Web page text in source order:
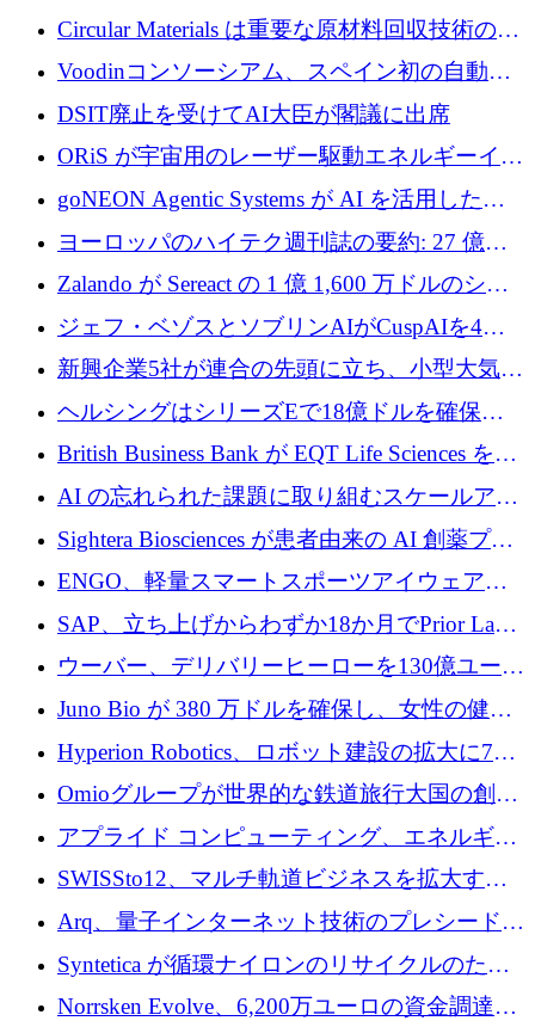
がシリーズ A 1 億 5,200 万ドルで評価額 13 億
5,000 万ドルに到達
Circular Materials は重要な原材料回収技術の拡
張に 1,180 万ユーロを確保
Voodinコンソーシアム、スペイン初の自動木
製ブレード工場の建設にEU補助金4,800万ユ
ーロを確保
DSIT廃止を受けてAI大臣が閣議に出席
ORiS が宇宙用のレーザー駆動エネルギーイン
フラの構築に 500 万ユーロを調達
goNEON Agentic Systems が AI を活用したイ
ンフラ計画を加速するために 16 万ユーロを確
ヨーロッパのハイテク週刊誌の要約: 27 億ユ
ーロを超える 60 以上のハイテク資金調達取引
Zalando が Sereact の 1 億 1,600 万ドルのシリ
ーズ B に参加し、AI を活用した倉庫自動化を
ジェフ・ベゾスとソブリンAIがCuspAIを4億
5,000万ドルの資金調達で支援
新興企業5社が連合の先頭に立ち、小型大気質
センサーをEUのクリーンエア政策の中心に据
ヘルシングはシリーズEで18億ドルを確保、
ウーバーはデリバリー・ヒーローを130億ユー
銀行を立ち上げる
British Business Bank が EQT Life Sciences を
2,500 万ユーロのコミットメントで支援
AI の忘れられた課題に取り組むスケールアッ
プを実現: カメラロール
Sightera Biosciences が患者由来の AI 創薬プラ
ットフォームを拡大するために 300 万ユーロ
のプレシードをクローズ
ENGO、軽量スマートスポーツアイウェアの
進歩のために510万ユーロを調達
SAP、立ち上げからわずか18か月でPrior Labs
を10億ユーロ以上の契約で買収
ウーバー、デリバリーヒーローを130億ユーロ
の契約で買収、99か国にまたがるプラットフ
ォームを構築
Juno Bio が 380 万ドルを確保し、女性の健康
専用の初のシーケンスラボを開設
Hyperion Robotics、ロボット建設の拡大に740
万ドルを確保
Omioグループが世界的な鉄道旅行大国の創設
を目指してRail Europeを買収
アプライド コンピューティング、エネルギー
向け基盤 AI の拡張に 2,000 万ドルを調達
SWISSto12、マルチ軌道ビジネスを拡大する
ためにシリーズCで7,000万ドルを調達
Arq、量子インターネット技術のプレシードと
して140万ドルを確保
Syntetica が循環ナイロンのリサイクルのため
にシリーズ A で 3,000 万ドルを調達
Norrsken Evolve、6,200万ユーロの資金調達